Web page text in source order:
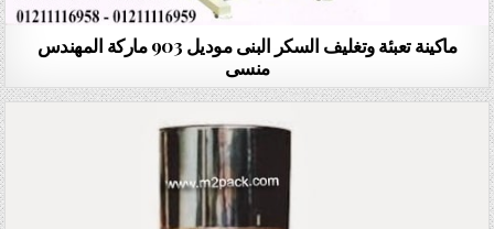
ماكينة تعبئة وتغليف السكر البنى موديل 903 ماركة المهندس
منسى